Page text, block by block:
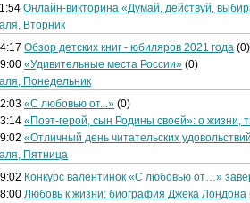
Онлайн-викторина «Думай, действуй,
Вторник
Обзор детских книг - юбиляров 2021 года (0)
«Удивительные места России» (0)
Понедельник
«С любовью от...» (0)
«Поэт-герой, сын Родины своей»: о жизни,
«Отличный день читательских
Пятница
Конкурс валентинок «С любовью от…»
Любовь к жизни: биография Джека Лондона